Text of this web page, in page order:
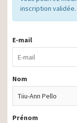
inscription validée.
E-mail
Nom
Prénom